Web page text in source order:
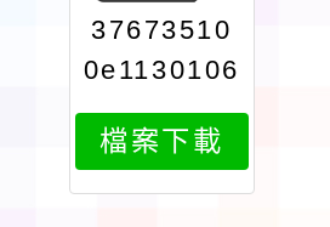
37673510
0e1130106
550print
檔案下載